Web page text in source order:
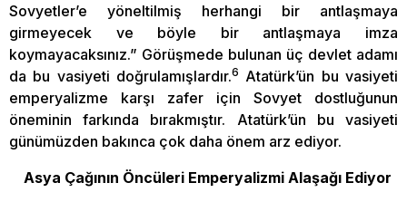
Sovyetler’e yöneltilmiş herhangi bir antlaşmaya
girmeyecek ve böyle bir antlaşmaya imza
koymayacaksınız.” Görüşmede bulunan üç devlet adamı
da bu vasiyeti doğrulamışlardır.6 Atatürk’ün bu vasiyeti
emperyalizme karşı zafer için Sovyet dostluğunun
öneminin farkında bırakmıştır. Atatürk’ün bu vasiyeti
günümüzden bakınca çok daha önem arz ediyor.
Asya Çağının Öncüleri Emperyalizmi Alaşağı Ediyor